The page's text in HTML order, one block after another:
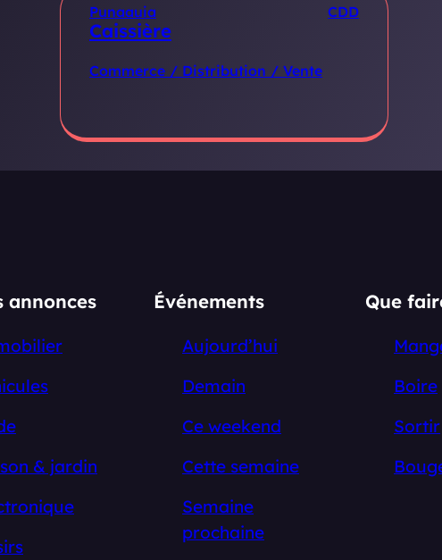
Punaauia CDD
Caissière
Commerce / Distribution / Vente
annonces
& jardin
Événements
Aujourd’hui
Demain
Ce weekend
Cette semaine
Semaine
prochaine
Que
Boire
Sortir